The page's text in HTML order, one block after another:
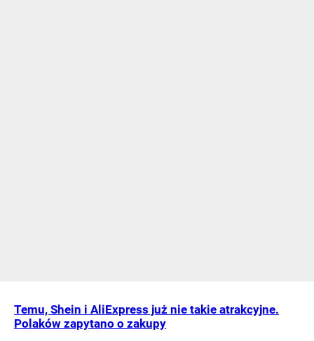
Temu, Shein i AliExpress już nie takie atrakcyjne.
Polaków zapytano o zakupy